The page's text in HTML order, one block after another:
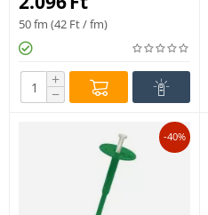
50 fm (42 Ft/ fm)
+
−
-40%